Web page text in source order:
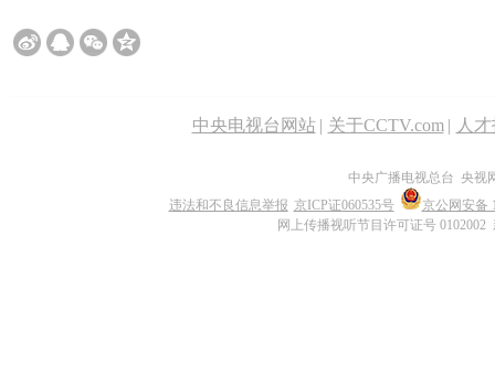
中央电视台网站 | 关于CCTV.com | 人
中央广播电视总台 央视
违法和不良信息举报 京ICP证060535号
京公网安备
网上传播视听节目许可证号 0102002